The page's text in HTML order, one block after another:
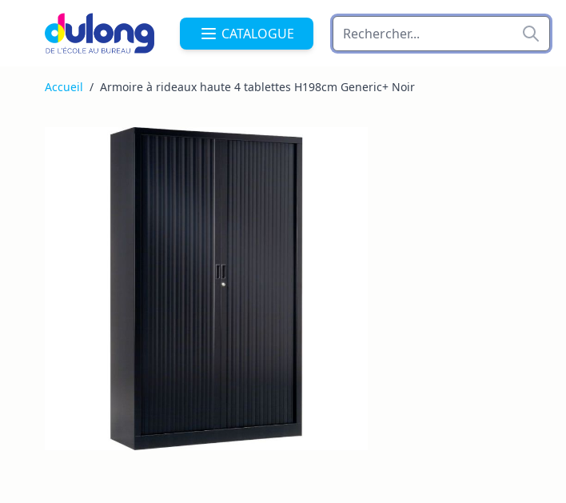
Allez au contenu
CATALOGUE
Accueil / Armoire à rideaux haute 4 tablettes H198cm Generic+ Noir